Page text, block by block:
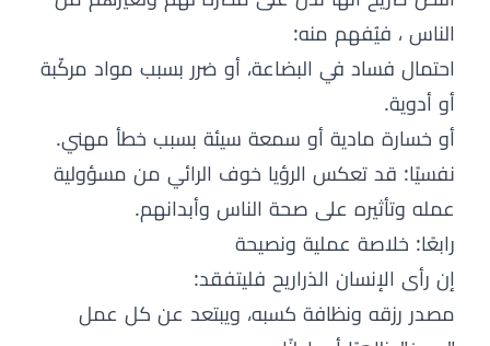
الناس ، فيُفهم منه:
احتمال فساد في البضاعة، أو ضرر بسبب مواد مركّبة
أو أدوية.
أو خسارة مادية أو سمعة سيئة بسبب خطأ مهني.
نفسيًا: قد تعكس الرؤيا خوف الرائي من مسؤولية
عمله وتأثيره على صحة الناس وأبدانهم.
رابعًا: خلاصة عملية ونصيحة
إن رأى الإنسان الذراريح فليتفقد:
مصدر رزقه ونظافة كسبه، ويبتعد عن كل عمل